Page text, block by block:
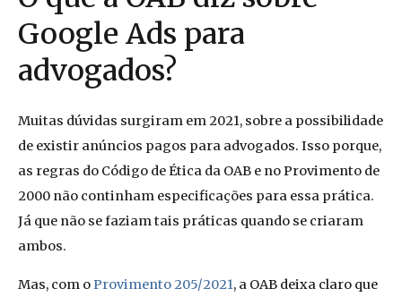
Google Ads para
advogados?
Muitas dúvidas surgiram em 2021, sobre a possibilidade
de existir anúncios pagos para advogados. Isso porque,
as regras do Código de Ética da OAB e no Provimento de
2000 não continham especificações para essa prática.
Já que não se faziam tais práticas quando se criaram
ambos.
Mas, com o Provimento 205/2021, a OAB deixa claro que